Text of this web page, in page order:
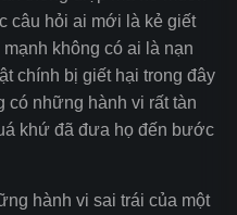
câu hỏi ai mới là kẻ giết
không có ai là nạn
chính bị giết hại trong đây
có những hành vi rất tàn
khứ đã đưa họ đến bước
hành vi sai trái của một